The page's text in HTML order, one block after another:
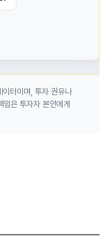
터이며, 투자 권유나
은 투자자 본인에게